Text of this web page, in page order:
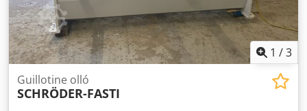
1 /3
Guillotine olló
SCHRÖDER-FASTI